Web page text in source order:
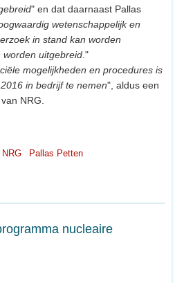
" en dat daarnaast Pallas
wetenschappelijk en
in stand kan worden
uitgebreid ."
mogelijkheden en procedures is
in bedrijf te nemen", aldus een
NRG.
NRG
Pallas Petten
nucleaire